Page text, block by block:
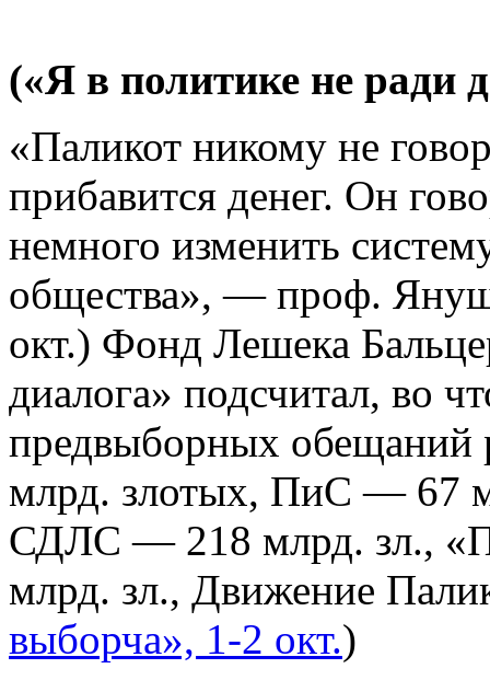
(«Я в политике не ради
«Паликот никому не
прибавится денег. Он
немного изменить
общества», — проф.
окт.) Фонд Лешека
диалога» подсчитал, во
предвыборных
млрд. злотых, ПиС — 67
СДЛС — 218 млрд. зл.,
млрд. зл., Движение
выборча», 1-2 окт.)